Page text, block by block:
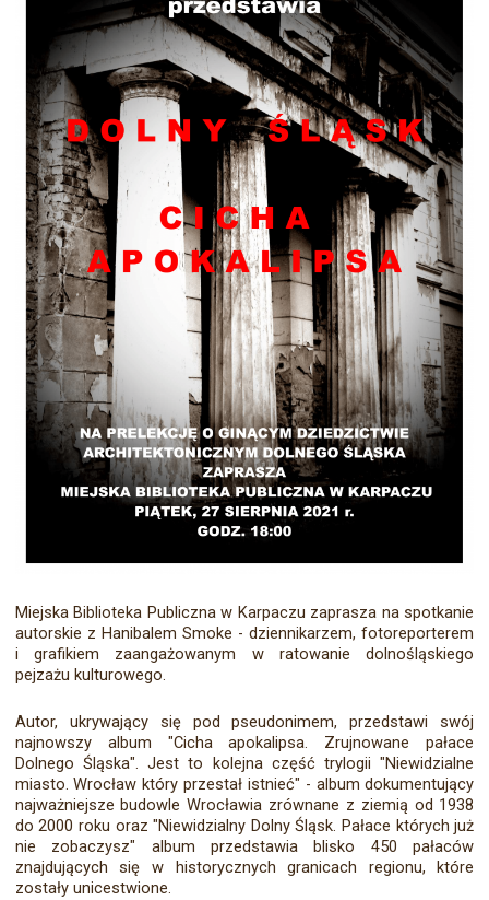
Miejska Biblioteka Publiczna w Karpaczu zaprasza na spotkanie
autorskie z Hanibalem Smoke - dziennikarzem, fotoreporterem
i grafikiem zaangażowanym w ratowanie dolnośląskiego
pejzażu kulturowego.
Autor, ukrywający się pod pseudonimem, przedstawi swój
najnowszy album "Cicha apokalipsa. Zrujnowane pałace
Dolnego Śląska". Jest to kolejna część trylogii "Niewidzialne
miasto. Wrocław który przestał istnieć" - album dokumentujący
najważniejsze budowle Wrocławia zrównane z ziemią od 1938
do 2000 roku oraz "Niewidzialny Dolny Śląsk. Pałace których już
nie zobaczysz" album przedstawia blisko 450 pałaców
znajdujących się w historycznych granicach regionu, które
zostały unicestwione.